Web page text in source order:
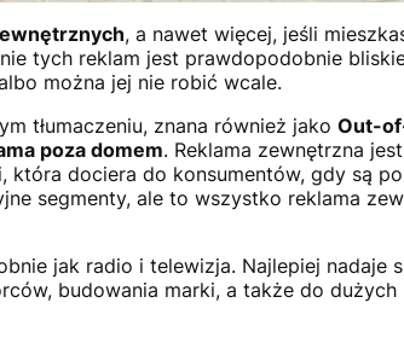
, a nawet więcej, jeśli
tych reklam jest prawdopodobnie
można jej nie robić wcale.
tłumaczeniu, znana również jakoOut-
poza domem. Reklama zewnętrzna
która dociera do konsumentów, gdy są
segmenty, ale to wszystko reklama
jak radio i telewizja. Najlepiej nadaje
budowania marki, a także do dużych